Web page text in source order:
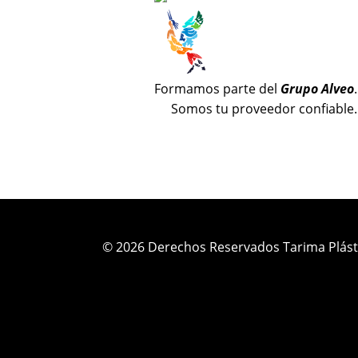
Formamos parte del Grupo Alveo.
Somos tu proveedor confiable.
© 2026 Derechos Reservados Tarima